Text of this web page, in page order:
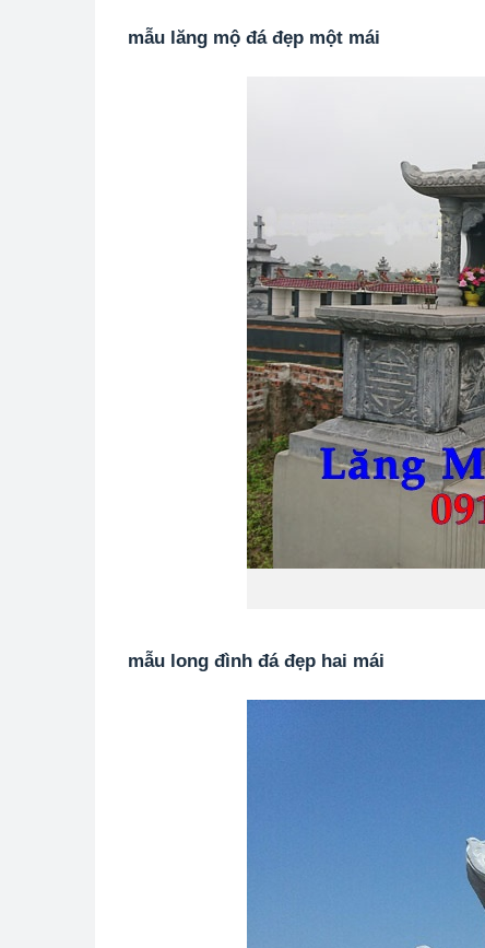
mẫu lăng mộ đá đẹp một mái
mẫu long đình đá đẹp hai mái